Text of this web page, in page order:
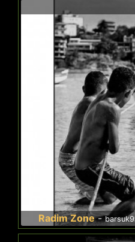
Zone-barsuk99 - Petr